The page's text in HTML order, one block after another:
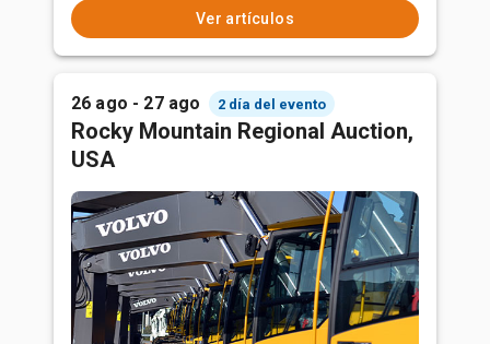
Ver artículos
26 ago - 27 ago 2 día del evento
Rocky Mountain Regional Auction,
USA